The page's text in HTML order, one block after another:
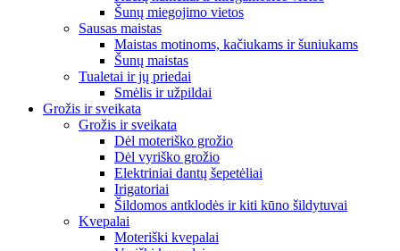
Šunų miegojimo vietos
Sausas maistas
Maistas motinoms, kačiukams ir šuniukams
Šunų maistas
Tualetai ir jų priedai
Smėlis ir užpildai
Grožis ir sveikata
Grožis ir sveikata
Dėl moteriško grožio
Dėl vyriško grožio
Elektriniai dantų šepetėliai
Irigatoriai
Šildomos antklodės ir kiti kūno šildytuvai
Kvepalai
Moteriški kvepalai